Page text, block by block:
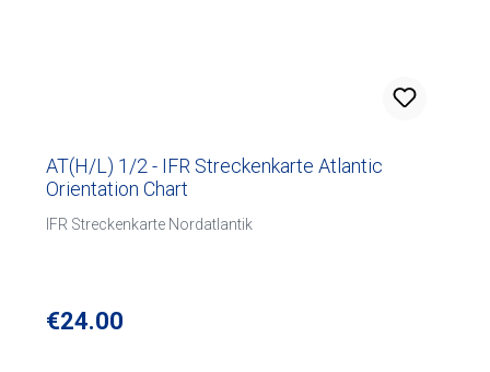
AT(H/L) 1/2 - IFR Streckenkarte Atlantic
Orientation Chart
IFR Streckenkarte Nordatlantik
Regular price:
€24.00